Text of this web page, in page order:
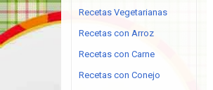
Recetas Vegetarianas
Recetas con Arroz
Recetas con Carne
Recetas con Conejo